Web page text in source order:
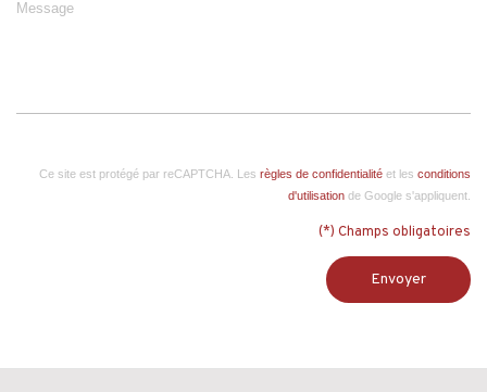
Message
Ce site est protégé par reCAPTCHA. Les règles de confidentialité et les conditions
d'utilisation de Google s'appliquent.
(*) Champs obligatoires
Envoyer